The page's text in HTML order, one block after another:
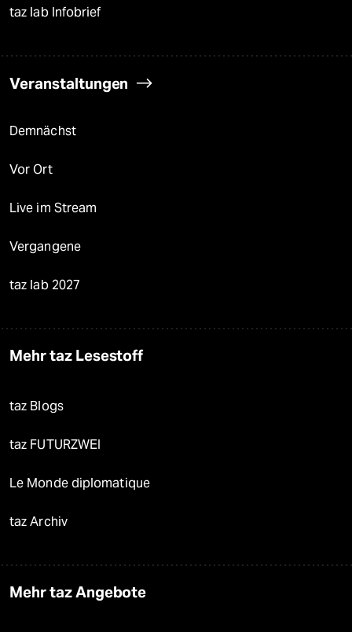
taz lab Infobrief
Veranstaltungen
Demnächst
Vor Ort
Live im Stream
Vergangene
taz lab 2027
Mehr taz Lesestoff
taz Blogs
taz FUTURZWEI
Le Monde diplomatique
taz Archiv
Mehr taz Angebote